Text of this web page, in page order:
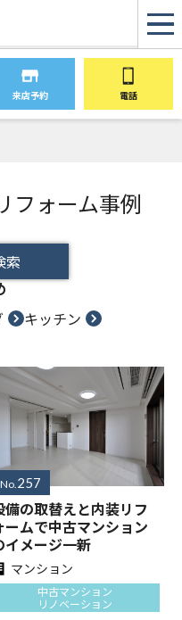
来店予約 電話
フォーム事例
索
キッチン
No.257
備の取替えと内装リフ
ームで中古マンション
イメージ一新
マンション
中古マンション
リノベーション